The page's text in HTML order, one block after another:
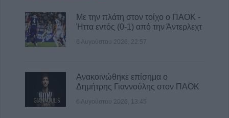
Εντοπίστηκε νέα μεγάλη φυτεία κάνναβης
στην Φθιώτιδα
ατυχήματα τον Ιούλιο στη Θεσσαλία
6 Αυγούστου 2026, 14:32
ΥΠΑΑΤ: Άνοιξε η πλατφόρμα για ενισχύσεις
Με την πλάτη στον τοίχο ο ΠΑΟΚ -
Ήττα εντός (0-1) από την Άντερλεχτ
6 Αυγούστου 2026, 22:57
Ανακοινώθηκε επίσημα ο
Δημήτρης Γιαννούλης στον ΠΑΟΚ
6 Αυγούστου 2026, 13:45